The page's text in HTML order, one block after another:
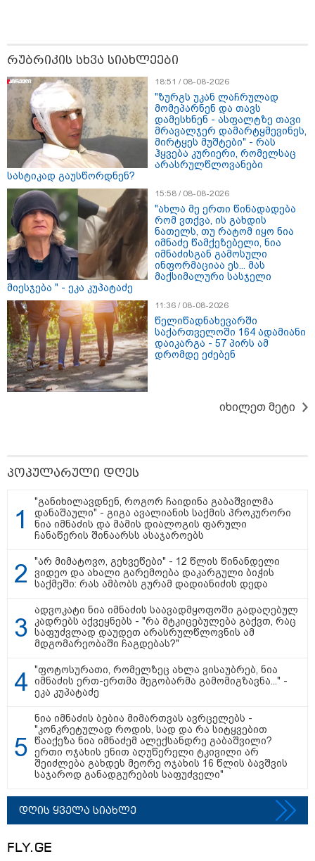
მკითხველის რჩევით
10:38 / 09-08-2026
დაკავებულია 3 პირი,
მათ შორის 2
არასრულწლოვანი -
პოლიცია, თბილისში
კურიერზე ჯგუფურად
ძალადობის საქმეზე
ინფორმაციას
ავრცელებს
10:29 / 09-08-2026
"ვერასდროს
ვიფიქრებდი, რომ ჩვენი
ცხოვრება შენთან
ერთად ასეთ
ფაზაში შევიდოდა" -
თეონა კონტრიძე
ქორწინებიდან 18 წლის
თავზე ქმარს ემოციურ
"პოსტს" უძღვნის
10:17 / 09-
რუსებმა
ოდესას
არიან
კუპატაძეს? - გიგა ავალიანის
ნია იმნაძის ბებია მიმართვას და
ნასყიდაშვილის პირადი
მიმოწერის "სქრინებს" ავრცელებს
"სა­მარ­ცხვი­ნოა ეს ყვე­ლა­ფე­რი,
ყვე­ლა­ზე რბი­ლად რომ ვთქვა!" -
ნანკა კალატოზიშვილი გიორგი
ეხმაურება
"ეს ის ადგილია, საიდანაც
გავრცელდა.... დანარჩენი თქვენ
განსაჯეთ, რამდენად
აქვეყნებს კობა ახალაძე
მლეთიდან, სადაც 12 წლის წინ
გურამ დადიანიძე გაუჩინარდა?
პოლიტიკა
რუბრიკის სხვა სიახლეები
18:51 / 08-08-2026
"ზურგს უკან ლაჩრულად
მომეპარნენ და თავს
დამესხნენ - ასფალტზე თავი
მრავალჯერ დამარტყმევინეს,
მირტყეს მუშტები" - რას
ჰყვება კურიერი, რომელსაც
არასრულწლოვანები
სასტიკად გაუსწორდნენ?
15:58 / 08-08-2026
"ახლა მე ერთი წინადადება
რომ ვთქვა, ის გახდის
ნათელს, თუ რატომ იყო ნია
იმნაძე წამქეზებელი, ნია
იმნაძისგან გამოსული
ინფორმაციაა ეს... მას
მაქსიმალური სასჯელი
მიესჯება " - ეკა კუპატაძე
11:36 / 08-08-2026
წელიწადნახევარში
საქართველოში 164 ადამიანი
დაიკარგა - 57 პირს ამ
დრომდე ეძებენ
იხილეთ მეტი
პოპულარული დღეს
"განიხილავდნენ, როგორ ჩაიდინა გაბაშვილმა
დანაშაული" - გიგა ავალიანის საქმის პროკურორი
ნია იმნაძის და მამის დიალოგის ფარული
ჩანაწერის შინაარსს ასაჯაროებს
"არ მიმატოვო, გეხვეწები" - 12 წლის წინანდელი
ვიდეო და ახალი გარემოება დაკარგული ბიჭის
საქმეში: რას ამბობს გურამ დადიანიძის დედა
ადვოკატი ნია იმნაძის საავადმყოფოში გადაღებულ
კადრებს აქვეყნებს - "რა მტკიცებულება გაქვთ, რაც
საფუძვლად დაუდეთ არასრულწლოვნის ამ
მდგომარეობაში ჩაგდებას?"
"ფოტოსურათი, რომელზეც ახლა ვისაუბრებ, ნია
იმნაძის ერთ-ერთმა მეგობარმა გამომიგზავნა..." -
ეკა კუპატაძე
ნია იმნაძის ბებია მიმართვას ავრცელებს -
"კონკრეტულად როდის, სად და რა სიტყვებით
წააქეზა ნია იმნაძემ ალექსანდრე გაბაშვილი?
ერთი ოჯახის ენით აღუწერელი ტკივილი არ
შეიძლება გახდეს მეორე ოჯახის 16 წლის ბავშვის
საჯაროდ განადგურების საფუძველი"
დღის ყველა სიახლე
FLY.GE